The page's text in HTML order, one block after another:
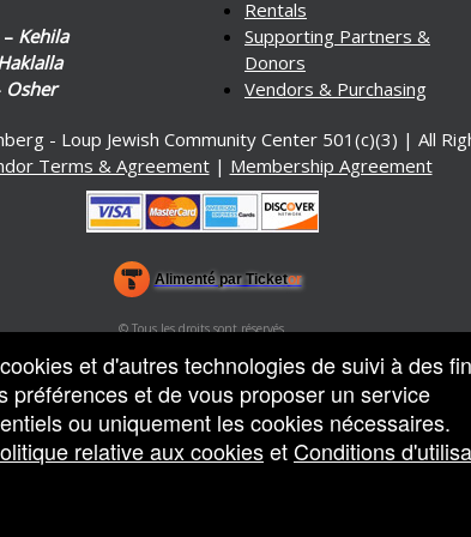
Kehila
Osher
Rentals
Supporting Partners &
Donors
Vendors & Purchasing
- Loup Jewish Community Center 501(c)(3) | All
Terms & Agreement| Membership Agreement
Alimenté par Ticketor
de billetterie pour salles de spectacles, théâtres et arènes
© Tous les droits sont réservés.
Conditions d'utilisation
et d'autres technologies de suivi à des
et de vous proposer un service
ou uniquement les cookies nécessaires.
relative aux cookiesetConditions